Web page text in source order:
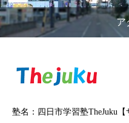
ア
塾名：四日市学習塾TheJuku【